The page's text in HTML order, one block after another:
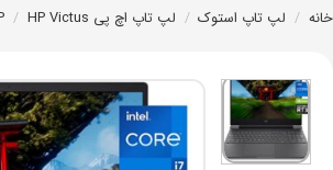
خانه / لپ تاپ استوک / لپ تاپ اچ پی HP / HP Victus